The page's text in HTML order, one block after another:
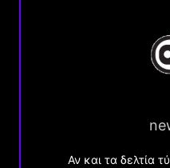
Αν και τα δελτία